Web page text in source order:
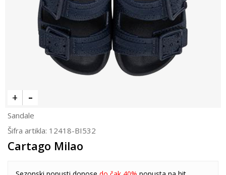
Sandale
Šifra artikla: 12418-BI532
Cartago Milao